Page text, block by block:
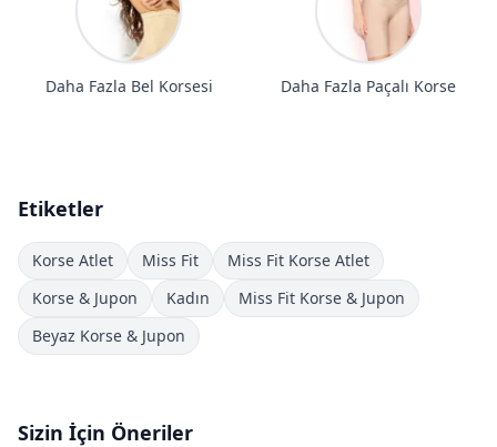
Daha Fazla Bel Korsesi Daha Fazla Paçalı Korse
Etiketler
Korse Atlet Miss Fit
Miss Fit Korse Atlet
Korse & Jupon
Kadın
Miss Fit Korse & Jupon
Beyaz Korse & Jupon
Sizin İçin Öneriler